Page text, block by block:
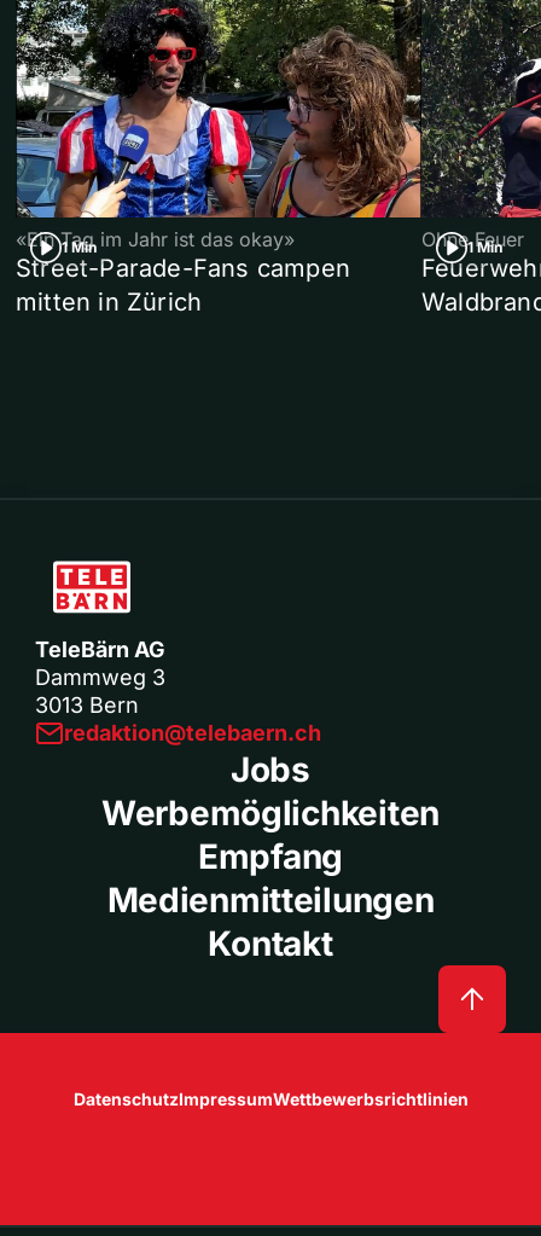
1 Min
«Ein Tag im Jahr ist das okay»
Street-Parade-Fans campen
mitten in Zürich
1 Min
Ohne Feuer
TeleBärn AG
Dammweg 3
3013 Bern
redaktion@telebaern.ch
Jobs
Werbemöglichkeiten
Empfang
Medienmitteilungen
Kontakt
DatenschutzImpressumWettbewerbsrichtlinien